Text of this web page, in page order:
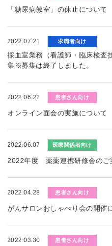
「糖尿病教室」の休止について
2022.07.21 求職者向け
採血室業務（看護師・臨床検査
集※募集は終了しました。
2022.06.22 患者さん向け
オンライン面会の実施について
2022.06.07 医療関係者向け
2022年度 薬薬連携研修会のご
2022.04.28 患者さん向け
がんサロンおしゃべり会の開催
2022.03.30 患者さん向け